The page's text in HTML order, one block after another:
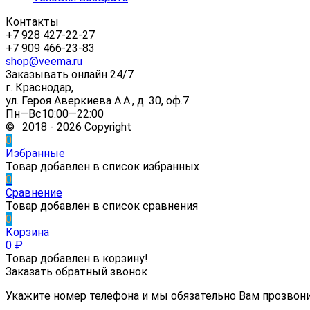
Контакты
+7 928 427-22-27
+7 909 466-23-83
shop@veema.ru
Заказывать онлайн 24/7
г. Краснодар,
ул. Героя Аверкиева А.А., д. 30, оф.7
Пн—Вс10:00—22:00
© 2018 - 2026 Copyright
0
Избранные
Товар добавлен в список избранных
0
Сравнение
Товар добавлен в список сравнения
0
Корзина
0 ₽
Товар добавлен в корзину!
Заказать обратный звонок
Укажите номер телефона и мы обязательно Вам